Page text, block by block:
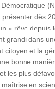
présenter dès
« rêve depuis
grandi dans
citoyen et la
bonne
les plus
maîtrise en